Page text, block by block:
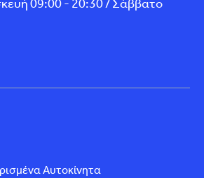
09:00 - 20:30 / Σάββατο
Αυτοκίνητα